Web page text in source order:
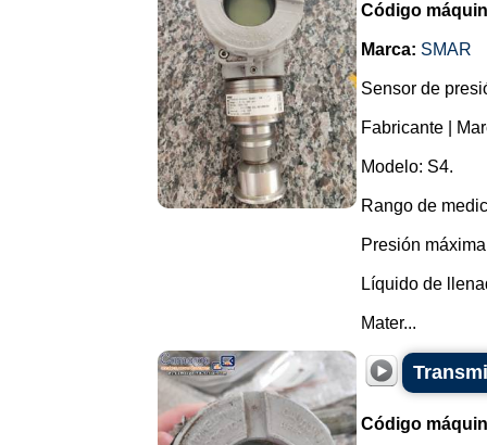
Código
Marca: SMAR
Sensor de
Fabricante |
Modelo: S4.
Rango de
Presión
Líquido de
Mater...
Código